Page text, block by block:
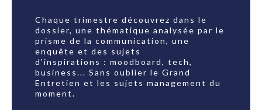
Chaque trimestre découvrez dans le
dossier, une thématique analysée par le
prisme de la communication, une
enquête et des sujets
d'inspirations : moodboard, tech,
business... Sans oublier le Grand
Entretien et les sujets management du
moment.